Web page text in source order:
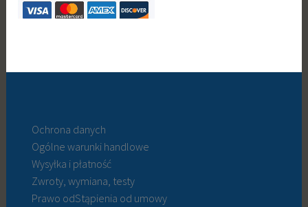
Ochrona danych
Ogólne warunki handlowe
Wysyłka i płatność
Zwroty, wymiana, testy
Prawo odStąpienia od umowy